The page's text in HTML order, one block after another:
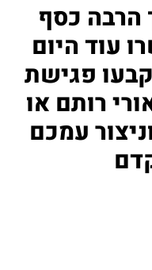
הרבה כסף
עוד היום
וקבעו פגישת
רותם או
עמכם